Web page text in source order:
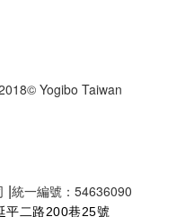
Yogibo Taiwan
|統一編號：54636090
平二路200巷25號